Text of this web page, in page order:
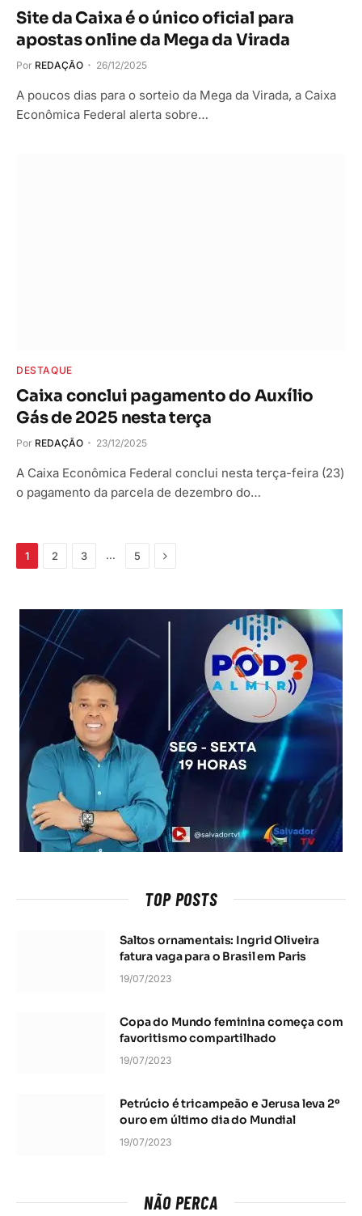
Site da Caixa é o único oficial para
apostas online da Mega da Virada
Por REDAÇÃO 26/12/2025
A poucos dias para o sorteio da Mega da Virada, a Caixa
Econômica Federal alerta sobre…
DESTAQUE
Caixa conclui pagamento do Auxílio
Gás de 2025 nesta terça
Por REDAÇÃO 23/12/2025
A Caixa Econômica Federal conclui nesta terça-feira (23)
o pagamento da parcela de dezembro do…
1 2 3 … 5 Próximo
TOP POSTS
Saltos ornamentais: Ingrid Oliveira
fatura vaga para o Brasil em Paris
19/07/2023
Copa do Mundo feminina começa com
favoritismo compartilhado
19/07/2023
Petrúcio é tricampeão e Jerusa leva 2º
ouro em último dia do Mundial
19/07/2023
NÃO PERCA